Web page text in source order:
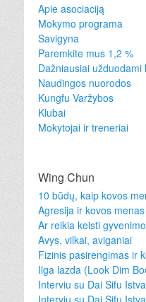
Apie asociaciją
Mokymo programa
Savigyna
Paremkite mus 1,2 %
Dažniausiai užduodami
Naudingos nuorodos
Kungfu Varžybos
Klubai
Mokytojai ir treneriai
Wing Chun
10 būdų, kaip kovos
Agresija ir kovos menas
Ar reikia keisti
Avys, vilkai, aviganiai
Fizinis pasirengimas ir
Ilga lazda (Look Dim
Interviu su Dai Sifu